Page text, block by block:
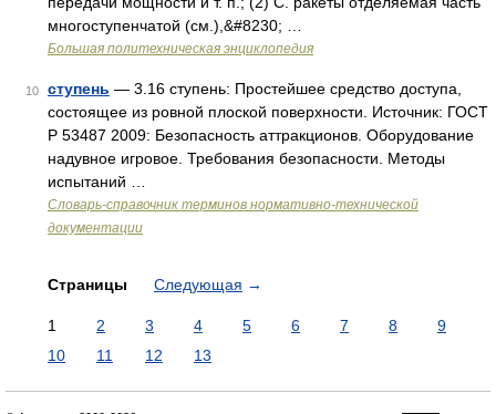
многоступенчатой (см.),&#8230; …
Большая политехническая энциклопедия
10 ступень — 3.16 ступень: Простейшее средство доступа,
состоящее из ровной плоской поверхности. Источник: ГОСТ
Р 53487 2009: Безопасность аттракционов. Оборудование
надувное игровое. Требования безопасности. Методы
испытаний …
Словарь-справочник терминов нормативно-технической
документации
Страницы Следующая →
1 2 3 4 5 6 7 8
9
10
11 12 13